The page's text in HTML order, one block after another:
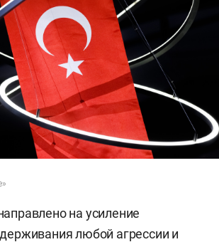
на усиление
любой агрессии и